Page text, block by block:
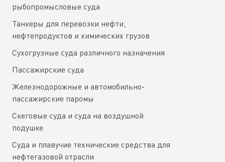
рыбопромысловые суда
Танкеры для перевозки нефти,
нефтепродуктов и химических грузов
Сухогрузные суда различного назначения
Пассажирские суда
Железнодорожные и автомобильно-
пассажирские паромы
Скеговые суда и суда на воздушной
подушке
Суда и плавучие технические средства для
нефтегазовой отрасли